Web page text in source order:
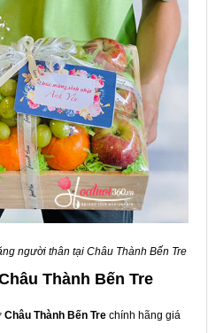
người thân tại Châu Thành Bến Tre
Thành Bến Tre
Châu Thành Bến Tre chính hãng giá